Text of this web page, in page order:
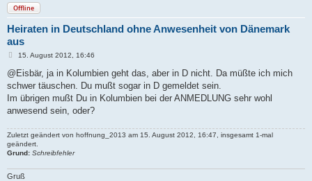
Offline
Heiraten in Deutschland ohne Anwesenheit von Dänemark
aus
B
i
r
a
15. August 2012, 16:46
@Eisbär, ja in Kolumbien geht das, aber in D nicht. Da müßte ich mich
schwer täuschen. Du mußt sogar in D gemeldet sein.
Im übrigen mußt Du in Kolumbien bei der ANMEDLUNG sehr wohl
anwesend sein, oder?
Zuletzt geändert von hoffnung_2013 am 15. August 2012, 16:47, insgesamt 1-mal
geändert.
Grund: Schreibfehler
Gruß